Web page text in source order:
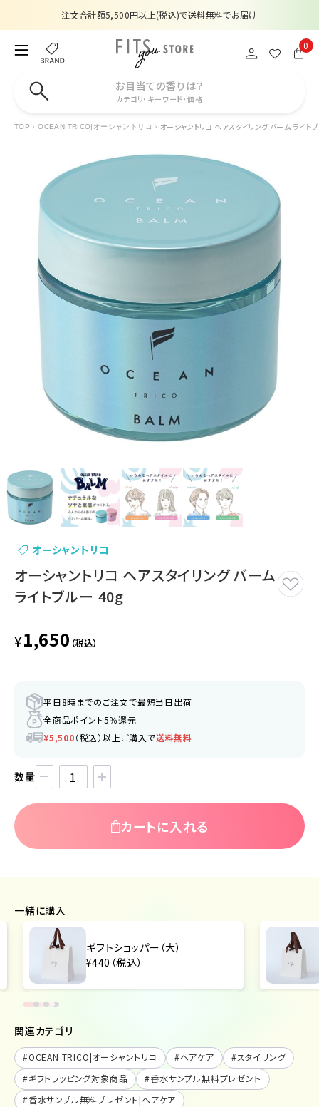
注文合計額5,500円以上(税込)で送料無料でお届け
夏季休業のお知らせ
【数量限定】購入金額6,000円(税込)以上で香水サンプルプレゼント
注文合計額5,500円以上(税込)で送料無料でお届け
0
お目当ての香りは？
カテゴリ・キーワード・価格
TOP OCEAN TRICO|オーシャントリコ オーシャントリコ ヘアスタイリング バーム ライト
オーシャントリコ
オーシャントリコ ヘアスタイリング バーム
ライトブルー 40g
¥1,650 （税込）
平日8時までのご注文で最短当日出荷
全商品ポイント5％還元
¥5,500（税込）以上ご購入で送料無料
数量
カートに入れる
一緒に購入
ギフトショッパー（大）
¥440（税込）
関連カテゴリ
#OCEAN TRICO|オーシャントリコ #ヘアケア #スタイリング
#ギフトラッピング対象商品 #香水サンプル無料プレゼント
#香水サンプル無料プレゼント|ヘアケア